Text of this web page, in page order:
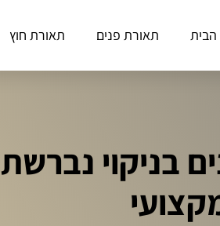
תאורת פנים תאורת חוץ
בניקוי